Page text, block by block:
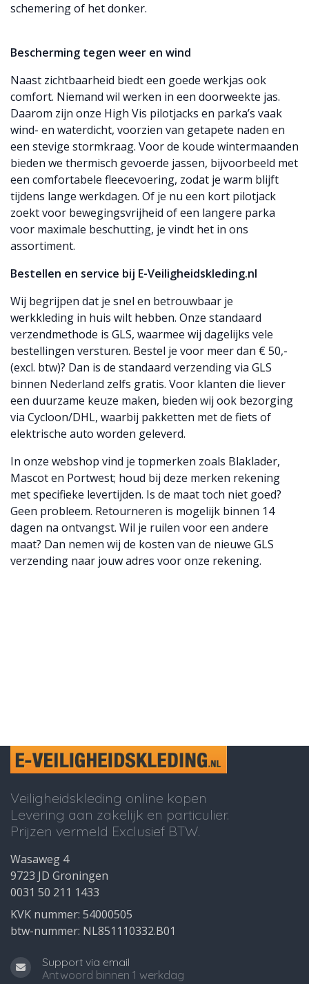
schemering of het donker.
Bescherming tegen weer en wind
Naast zichtbaarheid biedt een goede werkjas ook
comfort. Niemand wil werken in een doorweekte jas.
Daarom zijn onze High Vis pilotjacks en parka’s vaak
wind- en waterdicht, voorzien van getapete naden en
een stevige stormkraag. Voor de koude wintermaanden
bieden we thermisch gevoerde jassen, bijvoorbeeld met
een comfortabele fleecevoering, zodat je warm blijft
tijdens lange werkdagen. Of je nu een kort pilotjack
zoekt voor bewegingsvrijheid of een langere parka
voor maximale beschutting, je vindt het in ons
assortiment.
Bestellen en service bij E-Veiligheidskleding.nl
Wij begrijpen dat je snel en betrouwbaar je
werkkleding in huis wilt hebben. Onze standaard
verzendmethode is GLS, waarmee wij dagelijks vele
bestellingen versturen. Bestel je voor meer dan € 50,-
(excl. btw)? Dan is de standaard verzending via GLS
binnen Nederland zelfs gratis. Voor klanten die liever
een duurzame keuze maken, bieden wij ook bezorging
via Cycloon/DHL, waarbij pakketten met de fiets of
elektrische auto worden geleverd.
In onze webshop vind je topmerken zoals Blaklader,
Mascot en Portwest; houd bij deze merken rekening
met specifieke levertijden. Is de maat toch niet goed?
Geen probleem. Retourneren is mogelijk binnen 14
dagen na ontvangst. Wil je ruilen voor een andere
maat? Dan nemen wij de kosten van de nieuwe GLS
verzending naar jouw adres voor onze rekening.
Veiligheidskleding online kopen
Levering aan zakelijk en particulier.
Prijzen vermeld Exclusief BTW.
Wasaweg 4
9723 JD Groningen
0031 50 211 1433
KVK nummer: 54000505
btw-nummer: NL851110332.B01
Support via email
Antwoord binnen 1 werkdag